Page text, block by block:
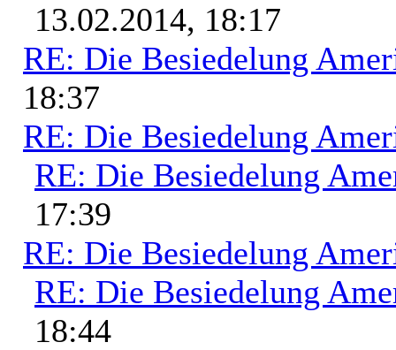
13.02.2014, 18:17
RE: Die Besiedelung
18:37
RE: Die Besiedelung
RE: Die Besiedelung
17:39
RE: Die Besiedelung
RE: Die Besiedelung
18:44